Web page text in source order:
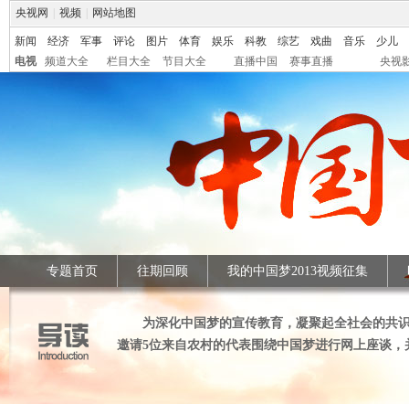
央视网 视频 网站地图
新闻 经济 军事 评论 图片 体育 娱乐 科教 综艺 戏曲 音乐
少儿
电视
频道大全 栏目大全 节目大全 直播中国 赛事直播 央视
专题首页 往期回顾 我的中国梦2013视频征集
为深化中国梦的宣传教育，凝聚起全社会的共
邀请5位来自农村的代表围绕中国梦进行网上座谈